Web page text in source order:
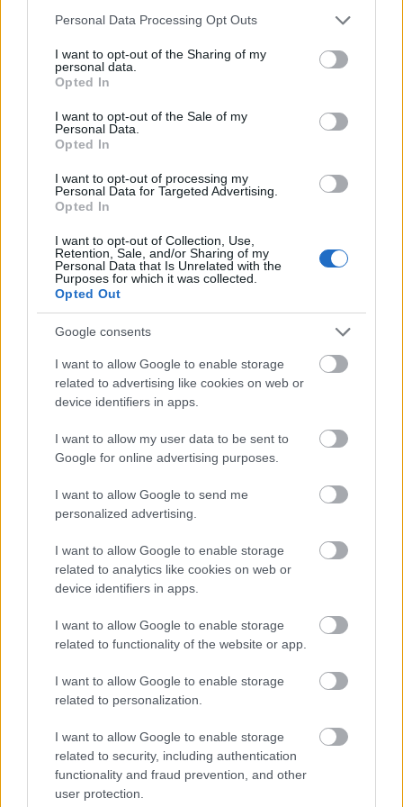
Please note that this website/app uses one or more Google
not limited to your visit or usage behaviour. You may click to
grant or deny consent to Google and its third-party tags to
use your data for below specified purposes in below Google
consent section.
Personal Data Processing Opt Outs
I want to opt-out of the Sharing of my
personal data.
Opted In
I want to opt-out of the Sale of my
Personal Data.
Opted In
I want to opt-out of processing my
Personal Data for Targeted Advertising.
Opted In
I want to opt-out of Collection, Use,
Retention, Sale, and/or Sharing of my
Personal Data that Is Unrelated with the
Purposes for which it was collected.
Opted Out
Google consents
I want to allow Google to enable storage
related to advertising like cookies on web or
device identifiers in apps.
I want to allow my user data to be sent to
Google for online advertising purposes.
I want to allow Google to send me
personalized advertising.
I want to allow Google to enable storage
related to analytics like cookies on web or
device identifiers in apps.
I want to allow Google to enable storage
related to functionality of the website or app.
I want to allow Google to enable storage
related to personalization.
I want to allow Google to enable storage
related to security, including authentication
functionality and fraud prevention, and other
user protection.
Kíváncsi vagyok,idén is előbb behozza a Tesco a
mennyivel drágábban adják majd mert újdonság....
Llew
14 éve
Blogmotor megette a kommentem vagy meg se
írtam?
Medvés nem volt? És melyik üzletben?
tutuka
14 éve
@Llew : én nem láttam :)
Ainex mindent megírt, csak azt nem, hogy ez bizony
Haynau (Sons of Monarchy)
14 éve
: Mennyire külföldi? Úgy értem, Wal-mart
vagy európai?
tutuka
14 éve
@Haynau: európai
Haynau (Sons of Monarchy)
14 éve
@tutuka: ne csigázz fel! melyik országból?